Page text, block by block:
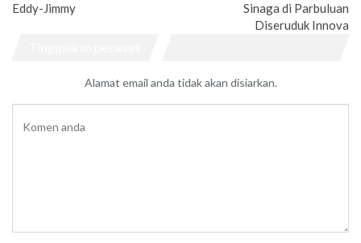
Eddy-Jimmy
Sinaga di Parbuluan
Diseruduk Innova
Alamat email anda tidak akan disiarkan.